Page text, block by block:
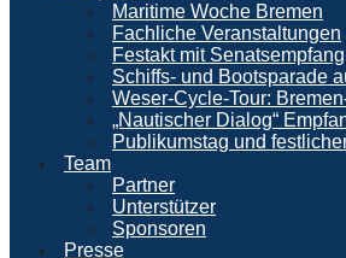
Maritime Woche Bremen
Fachliche Veranstaltungen
Festakt mit Senatsempfang
Schiffs- und Bootsparade
Weser-Cycle-Tour:
„Nautischer Dialog“
Publikumstag und
Team
Partner
Unterstützer
Sponsoren
Presse